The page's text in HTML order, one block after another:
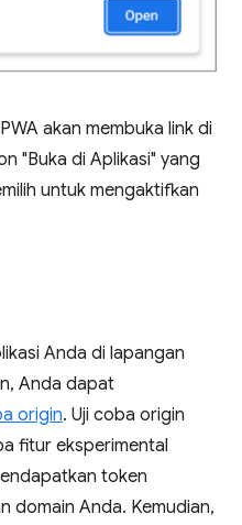
akan membuka link di
"Buka di Aplikasi" yang
untuk mengaktifkan
Anda di lapangan
Anda dapat
origin. Uji coba origin
fitur eksperimental
token
domain Anda. Kemudian,